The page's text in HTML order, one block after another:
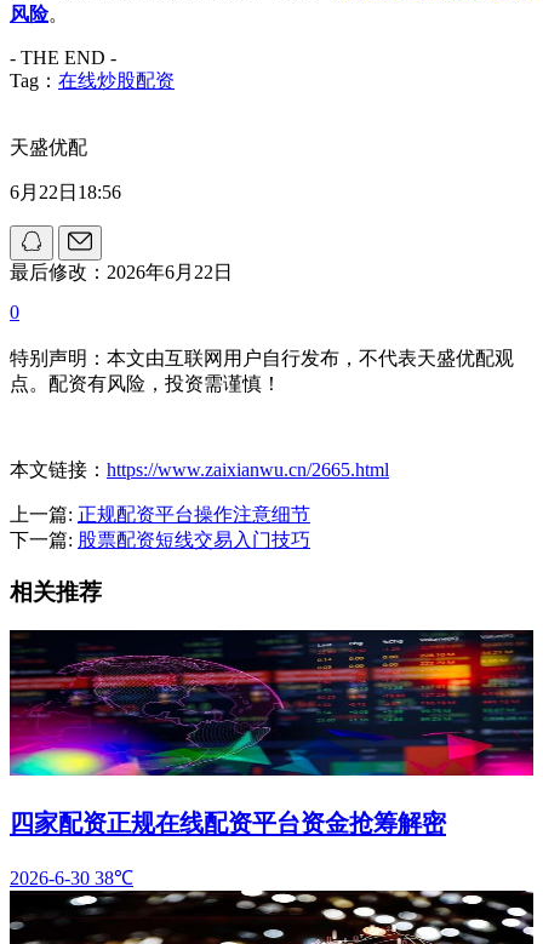
风险。
- THE END -
Tag： 在线炒股配资
天盛优配
6月22日18:56
最后修改：2026年6月22日
0
特别声明：本文由互联网用户自行发布，不代表天盛优配观
点。配资有风险，投资需谨慎！
本文链接： https://www.zaixianwu.cn/2665.html
上一篇: 正规配资平台操作注意细节
下一篇: 股票配资短线交易入门技巧
相关推荐
四家配资正规在线配资平台资金抢筹解密
2026-6-30 38℃